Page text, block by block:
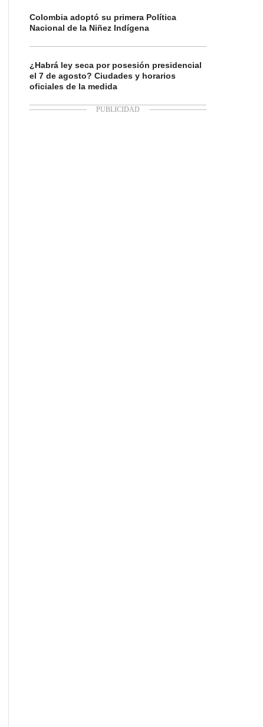
Colombia adoptó su primera Política
Nacional de la Niñez Indígena
¿Habrá ley seca por posesión presidencial
el 7 de agosto? Ciudades y horarios
oficiales de la medida